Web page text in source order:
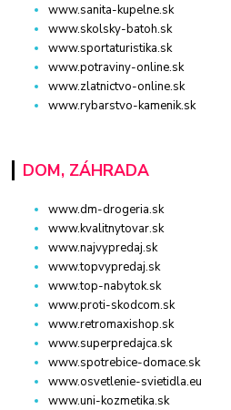
www.sanita-kupelne.sk
www.skolsky-batoh.sk
www.sportaturistika.sk
www.potraviny-online.sk
www.zlatnictvo-online.sk
www.rybarstvo-kamenik.sk
DOM, ZÁHRADA
www.dm-drogeria.sk
www.kvalitnytovar.sk
www.najvypredaj.sk
www.topvypredaj.sk
www.top-nabytok.sk
www.proti-skodcom.sk
www.retromaxishop.sk
www.superpredajca.sk
www.spotrebice-domace.sk
www.osvetlenie-svietidla.eu
www.uni-kozmetika.sk